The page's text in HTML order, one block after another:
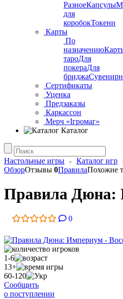
РазноеКапсулы
для
коробокТокени
Карты
По
назначению
тароДля
покераДля
бриджа
Сертификаты
Уценка
Предзаказы
Каркассон
Мерч «Ігромаг»
Каталог
Настольные игры Каталог игр
ОбзорОтзывы 0ПравилаПохожие
Правила Дюна:
0
1-6
13+
60-120
Сообщить
о поступлении